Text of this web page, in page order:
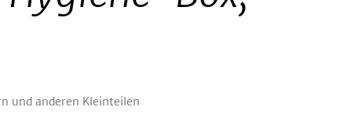
und anderen Kleinteilen